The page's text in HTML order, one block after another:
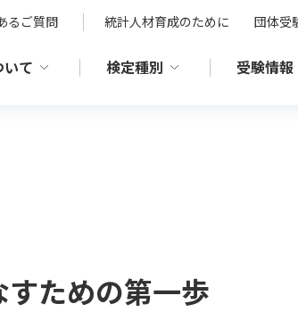
るご質問 統計人材育成のために 団体受
て 検定種別 受験情報
ための第一歩